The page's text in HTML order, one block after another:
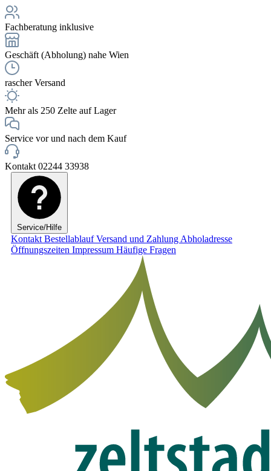
Fachberatung inklusive
Geschäft (Abholung) nahe Wien
rascher Versand
Mehr als 250 Zelte auf Lager
Service vor und nach dem Kauf
Kontakt 02244 33938
Service/Hilfe
Kontakt BestellablaufVersand und Zahlung Abholadresse
Öffnungszeiten Impressum Häufige Fragen